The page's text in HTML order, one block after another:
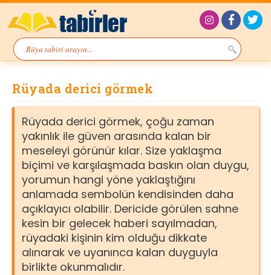
Rüyada derici görmek
Rüyada derici görmek, çoğu zaman
yakınlık ile güven arasında kalan bir
meseleyi görünür kılar. Size yaklaşma
biçimi ve karşılaşmada baskın olan duygu,
yorumun hangi yöne yaklaştığını
anlamada sembolün kendisinden daha
açıklayıcı olabilir. Dericide görülen sahne
kesin bir gelecek haberi sayılmadan,
rüyadaki kişinin kim olduğu dikkate
alınarak ve uyanınca kalan duyguyla
birlikte okunmalıdır.